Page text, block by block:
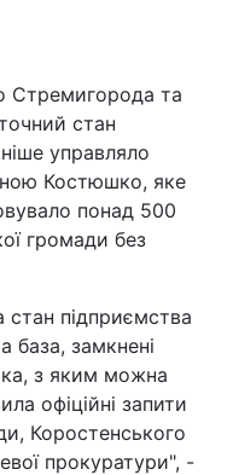
Стремигорода та
стан
управляло
Костюшко, яке
понад 500
громади без
стан підприємства
база, замкнені
з яким можна
офіційні запити
Коростенського
прокуратури", -